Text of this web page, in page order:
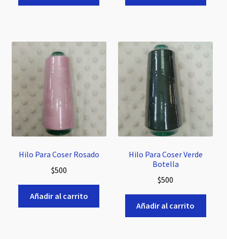
Hilo Para Coser Rosado
$500
Añadir al carrito
Hilo Para Coser Verde
Botella
$500
Añadir al carrito